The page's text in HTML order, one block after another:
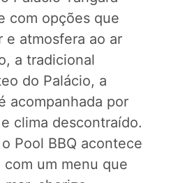
com opções que
e atmosfera ao ar
a tradicional
do Palácio, a
acompanhada por
clima descontraído.
Pool BBQ acontece
com um menu que